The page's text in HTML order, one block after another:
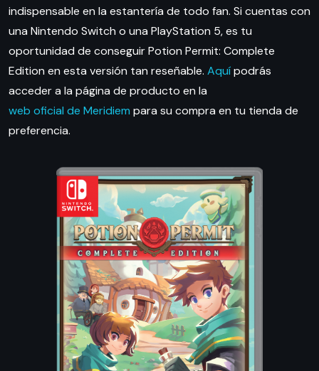
indispensable en la estantería de todo fan. Si cuentas con
una Nintendo Switch o una PlayStation 5, es tu
oportunidad de conseguir Potion Permit: Complete
Edition en esta versión tan reseñable. Aquípodrás
acceder a la página de producto en la
web oficial de Meridiem para su compra en tu tienda de
preferencia.